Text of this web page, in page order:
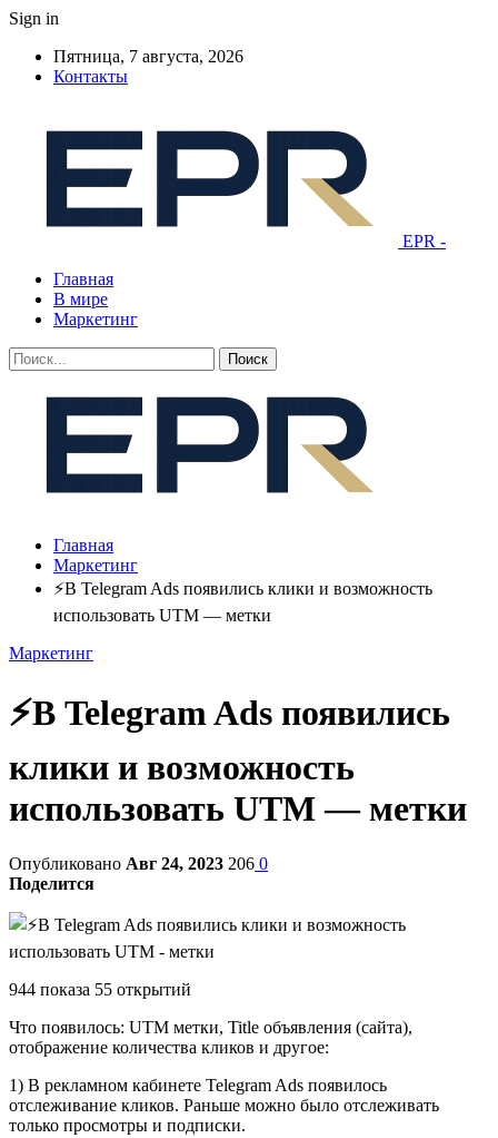
Sign in
Пятница, 7 августа, 2026
Контакты
EPR -
Главная
В мире
Маркетинг
Главная
Маркетинг
⚡️В Telegram Ads появились клики и возможность
использовать UTM — метки
Маркетинг
⚡️В Telegram Ads появились
клики и возможность
использовать UTM — метки
Опубликовано Авг 24, 2023 206 0
Поделится
944 показа 55 открытий
Что появилось: UTM метки, Title объявления (сайта),
отображение количества кликов и другое:
1) В рекламном кабинете Telegram Ads появилось
отслеживание кликов. Раньше можно было отслеживать
только просмотры и подписки.